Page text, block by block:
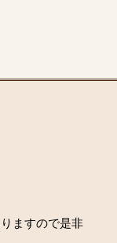
ますので是非